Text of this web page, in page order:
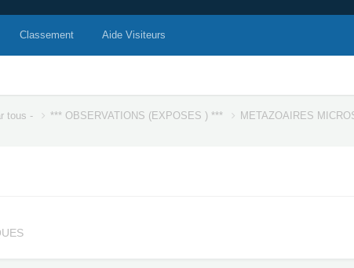
Classement Aide Visiteurs
tous - *** OBSERVATIONS (EXPOSES ) *** METAZOAIRES